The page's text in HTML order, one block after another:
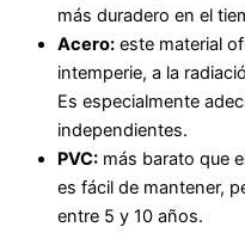
más duradero en el
Acero: este material
intemperie, a la
Es especialmente
independientes.
PVC: más barato que
es fácil de mantener,
entre 5 y 10 años.